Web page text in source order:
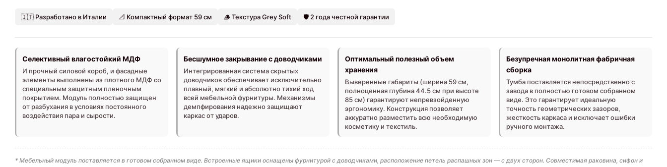
🇮🇹 Разработано в Италии 📐 Компактный формат 59 см 🪵 Текстура Grey Soft 🛡️ 2 года честной гарантии
Селективный влагостойкий МДФ
И прочный силовой короб, и фасадные
элементы выполнены из плотного МДФ со
специальным защитным пленочным
покрытием. Модуль полностью защищен
от разбухания в условиях постоянного
воздействия пара и сырости.
Бесшумное закрывание с доводчиками
Интегрированная система скрытых
доводчиков обеспечивает исключительно
плавный, мягкий и абсолютно тихий ход
всей мебельной фурнитуры. Механизмы
демпфирования надежно защищают
каркас от ударов.
Оптимальный полезный объем
хранения
Выверенные габариты (ширина 59 см,
полноценная глубина 44.5 см при высоте
85 см) гарантируют непревзойденную
эргономику. Конструкция позволяет
аккуратно разместить всю необходимую
косметику и текстиль.
Безупречная монолитная фабричная
сборка
Тумба поставляется непосредственно с
завода в полностью готовом собранном
виде. Это гарантирует идеальную
точность геометрических зазоров,
жесткость каркаса и исключает ошибки
ручного монтажа.
* Мебельный модуль поставляется в готовом собранном виде. Встроенные ящики оснащены фурнитурой с доводчиками, расположение петель распашных зон — с двух сторон. Совместимая раковина, сифон и